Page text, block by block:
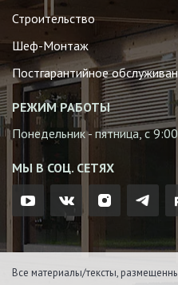
Строительство
Шеф-Монтаж
Постгарантийное
РЕЖИМ РАБОТЫ
Понедельник - пятница, с
МЫ В СОЦ. СЕТЯХ
Все материалы/тексты,